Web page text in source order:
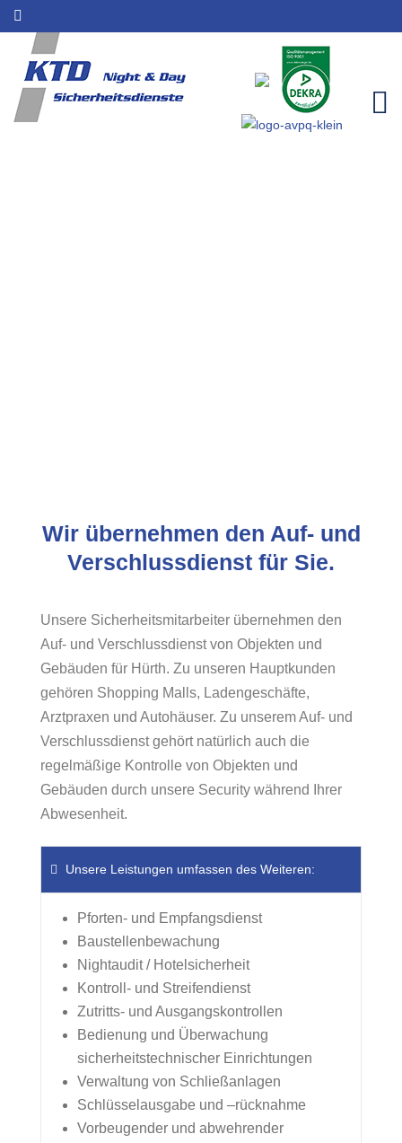
Wir übernehmen den Auf- und
Verschlussdienst für Sie.
Unsere Sicherheitsmitarbeiter übernehmen den
Auf- und Verschlussdienst von Objekten und
Gebäuden für Hürth. Zu unseren Hauptkunden
gehören Shopping Malls, Ladengeschäfte,
Arztpraxen und Autohäuser. Zu unserem Auf- und
Verschlussdienst gehört natürlich auch die
regelmäßige Kontrolle von Objekten und
Gebäuden durch unsere Security während Ihrer
Abwesenheit.
Unsere Leistungen umfassen des Weiteren:
Pforten- und Empfangsdienst
Baustellenbewachung
Nightaudit / Hotelsicherheit
Kontroll- und Streifendienst
Zutritts- und Ausgangskontrollen
Bedienung und Überwachung
sicherheitstechnischer Einrichtungen
Verwaltung von Schließanlagen
Schlüsselausgabe und –rücknahme
Vorbeugender und abwehrender